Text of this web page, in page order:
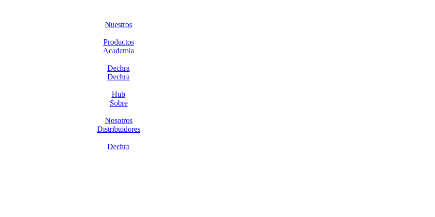
Nuestros
Productos
Academia
Dechra
Dechra
Hub
Sobre
Nosotros
Distribuidores
Dechra